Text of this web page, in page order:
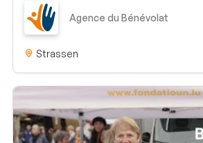
Agence du Bénévolat
Strassen